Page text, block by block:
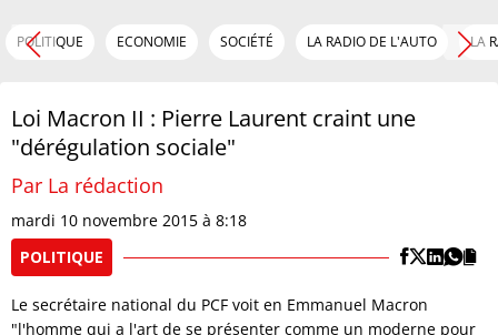
POLITIQUE ECONOMIE SOCIÉTÉ LA RADIO DE L'AUTO LA
Loi Macron II : Pierre Laurent craint une
"dérégulation sociale"
Par La rédaction
mardi 10 novembre 2015 à 8:18
POLITIQUE
Le secrétaire national du PCF voit en Emmanuel Macron
"l'homme qui a l'art de se présenter comme un moderne pour